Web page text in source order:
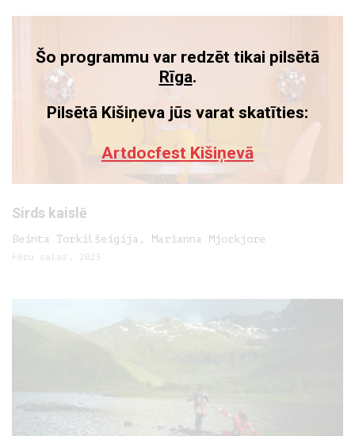
Sirds kaislē
Beinta Torkilšeigija, Marianna Mjorkjore
Fēru salas, 2023
Šo programmu var redzēt tikai pilsētā
Rīga.
Pilsētā Kišiņeva jūs varat skatīties:
Artdocfest Kišiņevā